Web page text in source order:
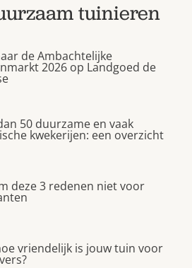
tuinieren
de Ambachtelijke
2026 op Landgoed de
50 duurzame en vaak
kwekerijen: een overzicht
deze 3 redenen niet voor
vriendelijk is jouw tuin voor